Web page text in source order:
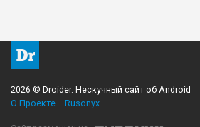
2026 © Droider. Нескучный сайт об Android
О Проекте
Rusonyx